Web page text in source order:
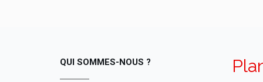
QUI SOMMES-NOUS ?